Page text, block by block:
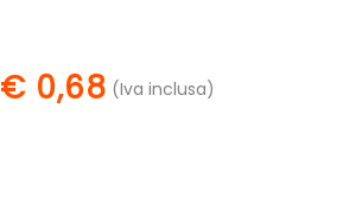
€ 0,68 (Iva inclusa)